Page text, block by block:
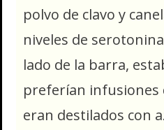
polvo de clavo y
niveles de
lado de la barra,
preferían infusiones
eran destilados con